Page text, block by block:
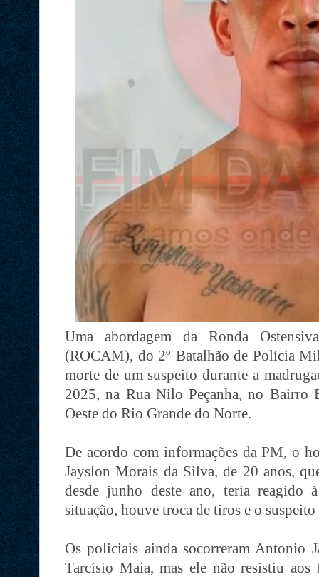
Uma abordagem da Ronda
(ROCAM), do 2º Batalhão de Polícia
morte de um suspeito durante a
2025, na Rua Nilo Peçanha, no Bairro
Oeste do Rio Grande do Norte.
De acordo com informações da PM, o
Jayslon Morais da Silva, de 20 anos,
desde junho deste ano, teria reagido
situação, houve troca de tiros e o
Os policiais ainda socorreram Antonio
Tarcísio Maia, mas ele não resistiu